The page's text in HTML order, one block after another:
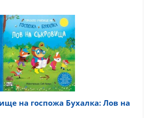
на госпожа Бухалка: Лов на